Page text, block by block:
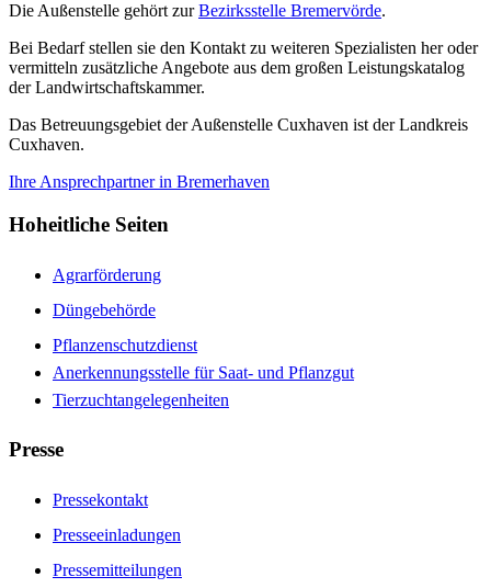
Die Außenstelle gehört zurBezirksstelle Bremervörde.
Bei Bedarf stellen sie den Kontakt zu weiteren Spezialisten her oder
vermitteln zusätzliche Angebote aus dem großen Leistungskatalog
der Landwirtschaftskammer.
Das Betreuungsgebiet der Außenstelle Cuxhaven ist der Landkreis
Cuxhaven.
Ihre Ansprechpartner in Bremerhaven
Hoheitliche Seiten
Agrarförderung
Düngebehörde
Pflanzenschutzdienst
Anerkennungsstelle für Saat- und Pflanzgut
Tierzuchtangelegenheiten
Presse
Pressekontakt
Presseeinladungen
Pressemitteilungen